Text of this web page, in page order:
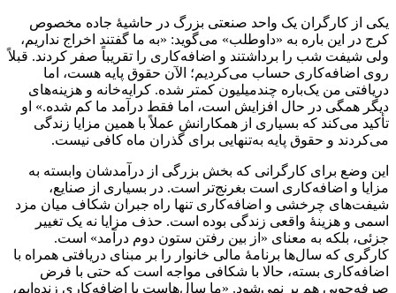
یکی از کارگران یک واحد صنعتی بزرگ در حاشیهٔ جاده مخصوص
کرج در این باره به «داوطلب» می‌گوید: «به ما گفتند اخراج نداریم،
ولی شیفت شب را برداشتند و اضافه‌کاری را تقریباً صفر کردند. قبلاً
روی اضافه‌کاری حساب می‌کردیم؛ الآن حقوق پایه هست، اما
دریافتی من یک‌باره چندمیلیون کمتر شده. کرایه‌خانه و هزینه‌های
دیگر همگی در حال افزایش است، اما فقط درآمد ما کم شده.» او
تأکید می‌کند که بسیاری از همکارانش عملاً با همین مزایا زندگی
می‌کردند و حقوق پایه به‌تنهایی برای گذران ماه کافی نیست.
این وضع برای کارگرانی که بخش بزرگی از درآمدشان وابسته به
مزایا و اضافه‌کاری است بغرنج‌تر است. در بسیاری از صنایع،
شیفت‌های چرخشی و اضافه‌کاری تنها راه جبران شکاف میان مزد
اسمی و هزینهٔ واقعی زندگی بوده است. حذف مزایا نه یک تغییر
جزئی، بلکه به‌ معنای «از بین رفتن ستون دوم درآمد» است.
کارگری که سال‌ها برنامهٔ مالی خانوار را بر مبنای دریافتی همراه با
اضافه‌کاری بسته، حالا با شکافی مواجه است که حتی با فرض
صرفه‌جویی هم پر نمی‌شود. «ما سال‌هاست با اضافه‌کاری زنده‌ایم،